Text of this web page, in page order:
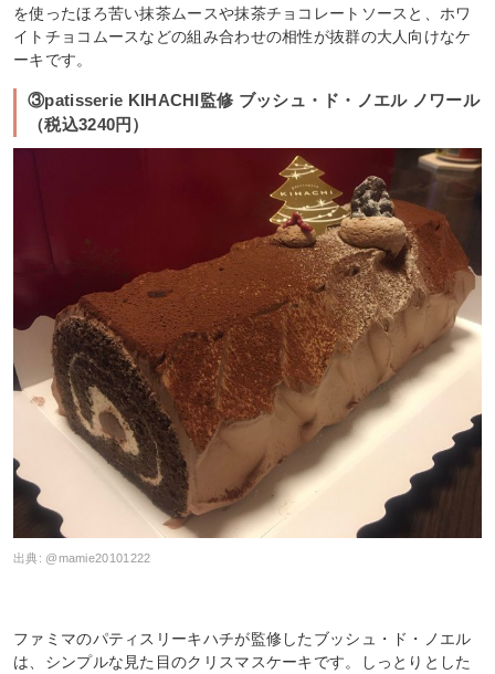
を使ったほろ苦い抹茶ムースや抹茶チョコレートソースと、ホワ
イトチョコムースなどの組み合わせの相性が抜群の大人向けなケ
ーキです。
③patisserie KIHACHI監修 ブッシュ・ド・ノエル ノワール
（税込3240円）
出典: @mamie20101222
ファミマのパティスリーキハチが監修したブッシュ・ド・ノエル
は、シンプルな見た目のクリスマスケーキです。しっとりとした